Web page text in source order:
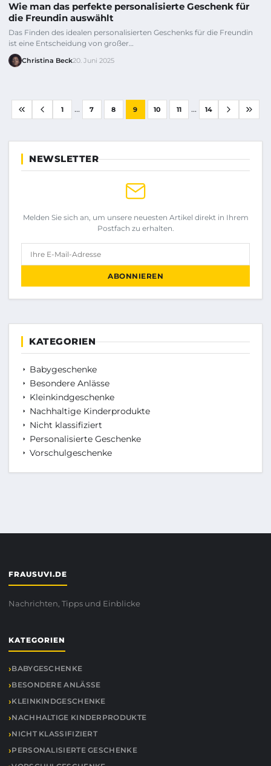
Wie man das perfekte personalisierte Geschenk für
die Freundin auswählt
Das Finden des idealen personalisierten Geschenks für die Freundin
ist eine Entscheidung von großer…
Christina Beck20. Juni 2025
1 ... 7 8 9 10 11 ... 14
NEWSLETTER
Melden Sie sich an, um unsere neuesten Artikel direkt in Ihrem
Postfach zu erhalten.
Ihre E-Mail-Adresse
ABONNIEREN
KATEGORIEN
Babygeschenke
Besondere Anlässe
Kleinkindgeschenke
Nachhaltige Kinderprodukte
Nicht klassifiziert
Personalisierte Geschenke
Vorschulgeschenke
FRAUSUVI.DE
Nachrichten, Tipps und Einblicke
KATEGORIEN
BABYGESCHENKE
BESONDERE ANLÄSSE
KLEINKINDGESCHENKE
NACHHALTIGE KINDERPRODUKTE
NICHT KLASSIFIZIERT
PERSONALISIERTE GESCHENKE